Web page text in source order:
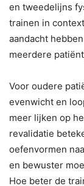
en tweedelijns
trainen in
aandacht
meerdere
Voor oudere
evenwicht en
meer lijken op
revalidatie
oefenvormen
en bewuster
Hoe beter de